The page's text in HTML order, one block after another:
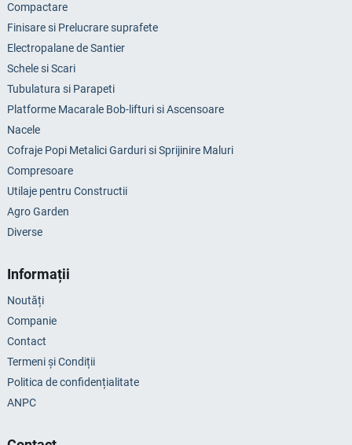
Compactare
Finisare si Prelucrare suprafete
Electropalane de Santier
Schele si Scari
Tubulatura si Parapeti
Platforme Macarale Bob-lifturi si Ascensoare
Nacele
Cofraje Popi Metalici Garduri si Sprijinire Maluri
Compresoare
Utilaje pentru Constructii
Agro Garden
Diverse
Informații
Noutăți
Companie
Contact
Termeni și Condiții
Politica de confidențialitate
ANPC